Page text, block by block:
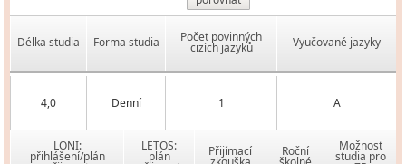
Délka studia Forma studia Počet povinných
cizích jazyků Vyučované jazyky
4,0 Denní 1 A
LONI:
přihlášení/plán
LETOS:
plán Přijímací Roční Možnost
studia pro